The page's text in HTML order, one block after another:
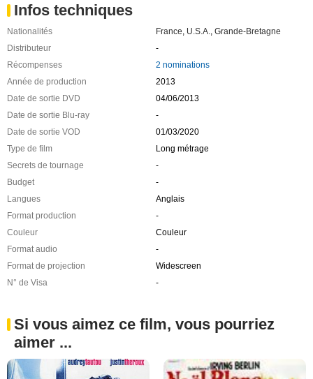
Infos techniques
Nationalités France U.S.A.
Grande-Bretagne
Distributeur
-
Récompenses
2 nominations
Année de production
2013
Date de sortie DVD
04/06/2013
Date de sortie Blu-ray
-
Date de sortie VOD
01/03/2020
Type de film
Long métrage
Secrets de tournage
-
Budget
-
Langues
Anglais
Format production
-
Couleur
Couleur
Format audio
-
Format de projection
Widescreen
N° de Visa
-
Si vous aimez ce film, vous pourriez
aimer ...